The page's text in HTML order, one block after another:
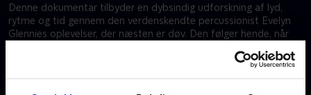
Denne dokumentar tilbyder en dybsindig udforskning af lyd,
rytme og tid gennem den verdenskendte percussionist Evelyn
Glennies oplevelser, der næsten er døv. Den følger hende, når
tilbyder en fascinerende rejse ind i, hvordan vi opfatter og